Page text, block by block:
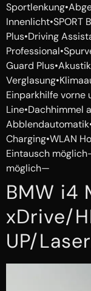
Innenlicht•SPORT
Plus•Driving
Guard
Einparkhilfe vorne
Line•Dachhimmel
Charging•WLAN
Eintausch
möglich—
BMW i4
xDrive/
UP/